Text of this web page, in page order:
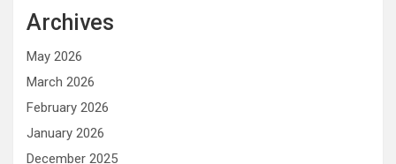
Archives
May 2026
March 2026
February 2026
January 2026
December 2025